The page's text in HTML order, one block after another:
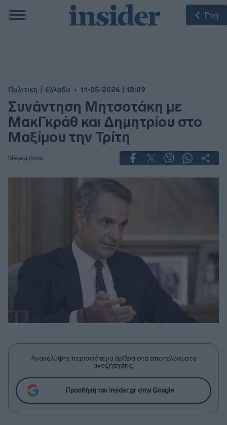
Ροή
Πολιτική Ελλάδα 11-05-2026 | 18:09
Συνάντηση Μητσοτάκη με
ΜακΓκράθ και Δημητρίου στο
Μαξίμου την Τρίτη
Newsroom
Ανακαλύψτε περισσότερα άρθρα στα αποτελέσματα
αναζήτησης.
Προσθήκη του insider.gr στην Google